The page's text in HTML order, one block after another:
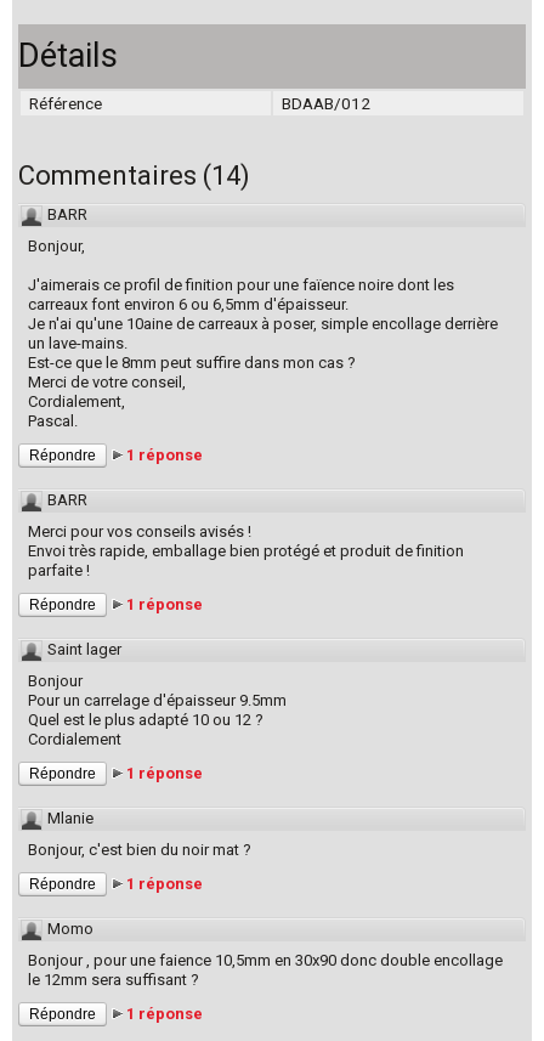
Détails
Référence BDAAB/012
Commentaires (14)
BARR
Bonjour,
J'aimerais ce profil de finition pour une faïence noire dont les
carreaux font environ 6 ou 6,5mm d'épaisseur.
Je n'ai qu'une 10aine de carreaux à poser, simple encollage derrière
un lave-mains.
Est-ce que le 8mm peut suffire dans mon cas ?
Merci de votre conseil,
Cordialement,
Pascal.
Répondre 1 réponse
BARR
Merci pour vos conseils avisés !
Envoi très rapide, emballage bien protégé et produit de finition
parfaite !
Répondre 1 réponse
Saint lager
Bonjour
Pour un carrelage d'épaisseur 9.5mm
Quel est le plus adapté 10 ou 12 ?
Cordialement
Répondre 1 réponse
Mlanie
Bonjour, c'est bien du noir mat ?
Répondre 1 réponse
Momo
Bonjour , pour une faience 10,5mm en 30x90 donc double encollage
le 12mm sera suffisant ?
Répondre 1 réponse